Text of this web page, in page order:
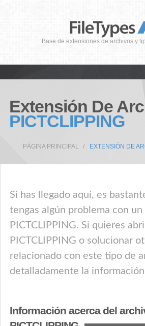
Base de extensiones de archivos y
Extensión De
PICTCLIPPING
PÁGINA PRINCIPAL EXTENSIÓN DE
Si has llegado aquí, es
tengas algún problema con
PICTCLIPPING. Si quieres
PICTCLIPPING o solucionar
relacionado con este tipo de
detalladamente la
Información acerca del